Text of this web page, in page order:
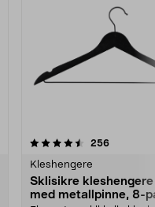
256
Kleshengere
Sklisikre
med metallpinne, 8-
4.5av 5 stjerner